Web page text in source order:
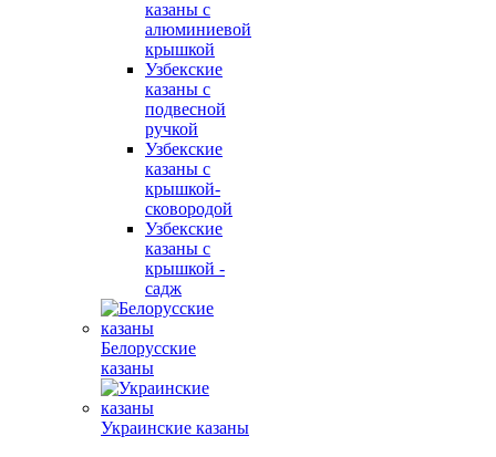
казаны с
алюминиевой
крышкой
Узбекские
казаны с
подвесной
ручкой
Узбекские
казаны с
крышкой-
сковородой
Узбекские
казаны с
крышкой -
садж
Белорусские
казаны
Украинские казаны